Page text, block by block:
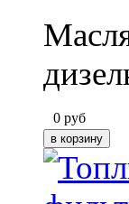
0 руб